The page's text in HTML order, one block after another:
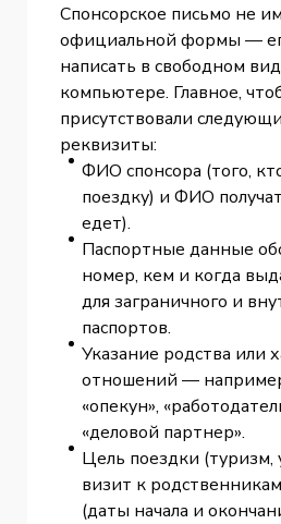
Спонсорское письмо не
официальной формы —
написать в свободном
компьютере. Главное,
присутствовали
реквизиты:
ФИО спонсора (того,
поездку) и ФИО
едет).
Паспортные данные
номер, кем и когда
для заграничного и
паспортов.
Указание родства или
отношений —
«опекун»,
«деловой партнер».
Цель поездки (туризм,
визит к
(даты начала и